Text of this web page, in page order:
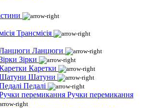
Трансмісія
Ланцюги
Зірки
Каретки
Шатуни
Педалі
Ручки перемикання